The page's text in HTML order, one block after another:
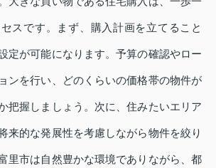
スです。まず、購入計画を立てること
定が可能になります。予算の確認やロー
ンを行い、どのくらいの価格帯の物件が
把握しましょう。次に、住みたいエリア
来的な発展性を考慮しながら物件を絞り
里市は自然豊かな環境でありながら、都